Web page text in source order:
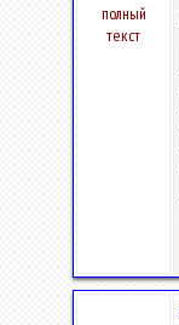
полный
текст